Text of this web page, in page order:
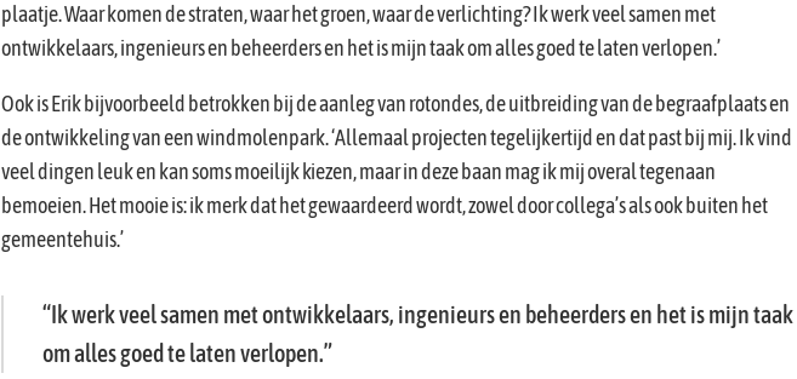
plaatje. Waar komen de straten, waar het groen, waar de verlichting? Ik werk veel samen met
ontwikkelaars, ingenieurs en beheerders en het is mijn taak om alles goed te laten verlopen.’
Ook is Erik bijvoorbeeld betrokken bij de aanleg van rotondes, de uitbreiding van de begraafplaats en
de ontwikkeling van een windmolenpark. ‘Allemaal projecten tegelijkertijd en dat past bij mij. Ik vind
veel dingen leuk en kan soms moeilijk kiezen, maar in deze baan mag ik mij overal tegenaan
bemoeien. Het mooie is: ik merk dat het gewaardeerd wordt, zowel door collega’s als ook buiten het
gemeentehuis.’
Ik werk veel samen met ontwikkelaars, ingenieurs en beheerders en het is mijn taak
om alles goed te laten verlopen.